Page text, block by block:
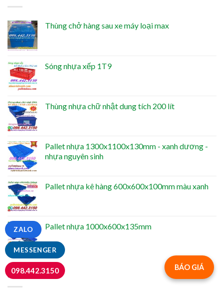
Thùng chở hàng sau xe máy loại max
Sóng nhựa xếp 1T9
Thùng nhựa chữ nhật dung tích 200 lít
Pallet nhựa 1300x1100x130mm - xanh dương -
nhựa nguyên sinh
Pallet nhựa kê hàng 600x600x100mm màu xanh
Pallet nhựa 1000x600x135mm
NỔI BẬT
BÁO GIÁ
MESSENGER
ZALO
098.442.3150